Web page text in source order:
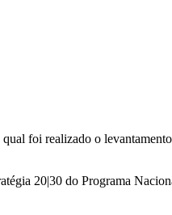
foi realizado o
20|30 do Programa